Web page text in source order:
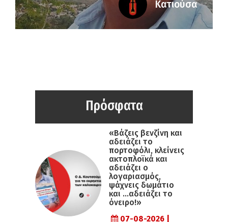
Κατιούσα
Πρόσφατα
«Βάζεις βενζίνη και
αδειάζει το
πορτοφόλι, κλείνεις
ακτοπλοϊκά και
αδειάζει ο
λογαριασμός,
ψάχνεις δωμάτιο
και …αδειάζει το
όνειρο!»
07-08-2026 |